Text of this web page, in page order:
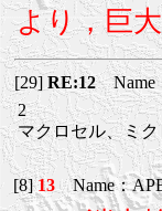
より，巨
[29] RE:12Name
2
マクロセル、ミ
[8]13 Name：